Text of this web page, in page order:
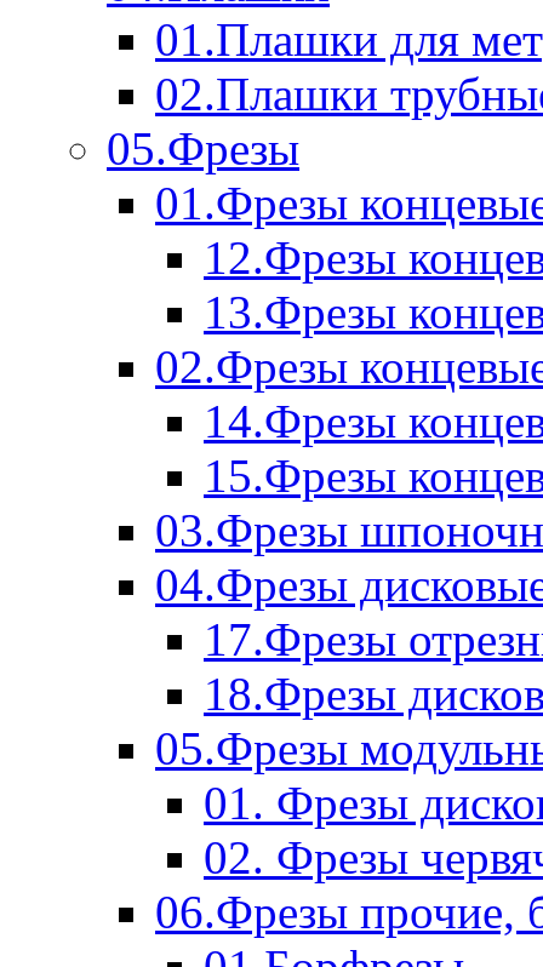
01.Плашки для
02.Плашки
05.Фрезы
01.Фрезы
12.Фрезы
13.Фрезы
02.Фрезы
14.Фрезы
15.Фрезы
03.Фрезы
04.Фрезы
17.Фрезы
18.Фрезы
05.Фрезы
01. Фрезы
02. Фрезы
06.Фрезы прочие,